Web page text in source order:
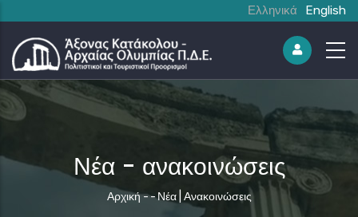
Ελληνικά English
Νέα - ανακοινώσεις
Breadcrumb
Αρχική--Νέα | Ανακοινώσεις